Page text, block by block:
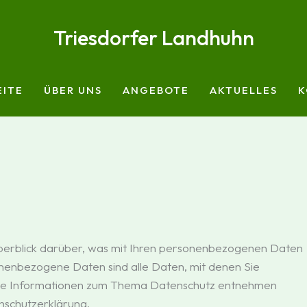
Triesdorfer Landhuhn
ÜBER UNS ANGEBOTE AKTUELLES
darüber, was mit Ihren personenbezogenen Daten
Daten sind alle Daten, mit denen Sie
Informationen zum Thema Datenschutz entnehmen